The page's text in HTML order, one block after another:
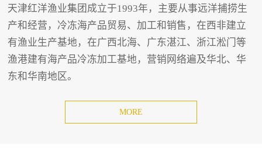
天津红洋渔业集团成立于1993年，主要从事远洋捕捞生
产和经营，冷冻海产品贸易、加工和销售，在西非建立
有渔业生产基地，在广西北海、广东湛江、浙江淞门等
渔港建有海产品冷冻加工基地，营销网络遍及华北、华
东和华南地区。
MORE